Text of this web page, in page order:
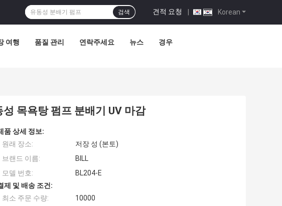
Korean
견적 요청 |
검색
여행 품질 관리 연락주세요 뉴스 경우
목욕탕 펌프 분배기 UV 마감
품 상세 정보:
원래 장소:
저장 성 (본토)
브랜드 이름:
BILL
모델 번호:
BL204-E
제 및 배송 조건:
최소 주문 수량:
10000